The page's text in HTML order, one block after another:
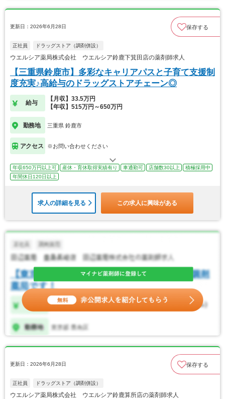
更新日：2026年6月28日 保存する
正社員 ドラッグストア（調剤併設）
ウエルシア薬局株式会社 ウエルシア鈴鹿下箕田店の薬剤師求人
【三重県鈴鹿市】多彩なキャリアパスと子育て支援制
度充実♪高給与のドラッグストアチェーン◎
給与
【月収】33.5万円
【年収】515万円～650万円
勤務地 三重県 鈴鹿市
アクセス ※お問い合わせください
年収650万円以上可 産休・育休取得実績有り 車通勤可 店舗数30以上
積極採用中
年間休日120日以上
求人の詳細を見る この求人に興味がある
更新日：2026年6月28日 保存する
正社員 ドラッグストア（調剤併設）
ウエルシア薬局株式会社 ウエルシア鈴鹿算所店の薬剤師求人